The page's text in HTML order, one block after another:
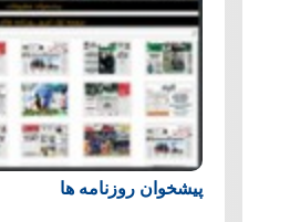
پیشخوان روزنامه ها